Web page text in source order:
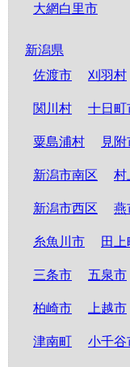
大網白里市
新潟県
佐渡市
刈羽村
関川村 十日町
粟島浦村 見附
新潟市南区 村
新潟市西区 燕
糸魚川市 田上
三条市 五泉市
柏崎市 上越市
津南町 小千谷